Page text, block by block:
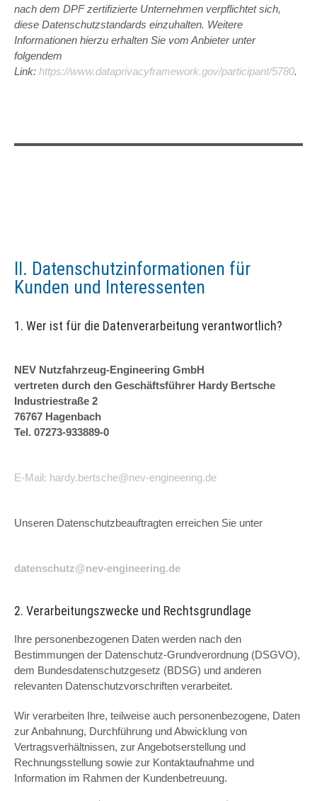
nach dem DPF zertifizierte Unternehmen verpflichtet sich,
diese Datenschutzstandards einzuhalten. Weitere
Informationen hierzu erhalten Sie vom Anbieter unter
folgendem
Link: https://www.dataprivacyframework.gov/participant/5780.
II. Datenschutzinformationen für
Kunden und Interessenten
1. Wer ist für die Datenverarbeitung verantwortlich?
NEV Nutzfahrzeug-Engineering GmbH
vertreten durch den Geschäftsführer Hardy Bertsche
Industriestraße 2
76767 Hagenbach
Tel. 07273-933889-0
E-Mail: hardy.bertsche@nev-engineering.de
Unseren Datenschutzbeauftragten erreichen Sie unter
datenschutz@nev-engineering.de
2. Verarbeitungszwecke und Rechtsgrundlage
Ihre personenbezogenen Daten werden nach den
Bestimmungen der Datenschutz-Grundverordnung (DSGVO),
dem Bundesdatenschutzgesetz (BDSG) und anderen
relevanten Datenschutzvorschriften verarbeitet.
Wir verarbeiten Ihre, teilweise auch personenbezogene, Daten
zur Anbahnung, Durchführung und Abwicklung von
Vertragsverhältnissen, zur Angebotserstellung und
Rechnungsstellung sowie zur Kontaktaufnahme und
Information im Rahmen der Kundenbetreuung.